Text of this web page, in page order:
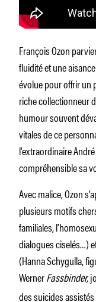
François Ozon
fluidité et une
évolue pour offrir un
riche collectionneur
humour souvent
vitales de ce
l’extraordinaire
compréhensible sa
Avec malice, Ozon
plusieurs motifs
familiales,
dialogues ciselés…)
(Hanna Schygulla,
WernerFassbinder,
des suicides